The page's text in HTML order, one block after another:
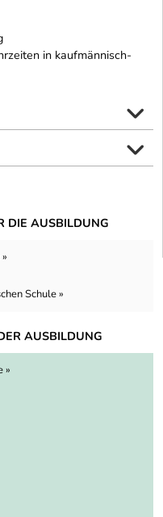
in kaufmännisch-
DIE AUSBILDUNG
Schule »
AUSBILDUNG
»